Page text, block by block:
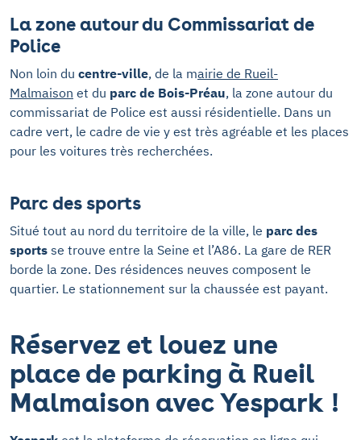
La zone autour du Commissariat de
Police
Non loin du centre-ville, de la mairie de Rueil-
Malmaison et du parc de Bois-Préau, la zone autour du
commissariat de Police est aussi résidentielle. Dans un
cadre vert, le cadre de vie y est très agréable et les places
pour les voitures très recherchées.
Parc des sports
Situé tout au nord du territoire de la ville, le parc des
sports se trouve entre la Seine et l’A86. La gare de RER
borde la zone. Des résidences neuves composent le
quartier. Le stationnement sur la chaussée est payant.
Réservez et louez une
place de parking à Rueil
Malmaison avec Yespark !